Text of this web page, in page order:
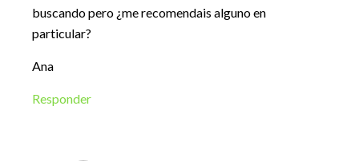
buscando pero ¿me recomendais alguno en
particular?
Ana
Responder